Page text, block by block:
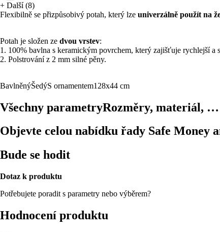
+ Další (8)
Flexibilně se přizpůsobivý potah, který lze univerzálně použít na
Potah je složen ze dvou vrstev:
1. 100% bavlna s keramickým povrchem, který zajišťuje rychlejší a
2. Polstrování z 2 mm silné pěny.
BavlněnýŠedýS ornamentem128x44 cm
Všechny parametryRozměry, materiál, …
Objevte celou nabídku řady Safe Money
Bude se hodit
Dotaz k produktu
Potřebujete poradit s parametry nebo výběrem?
Hodnocení produktu